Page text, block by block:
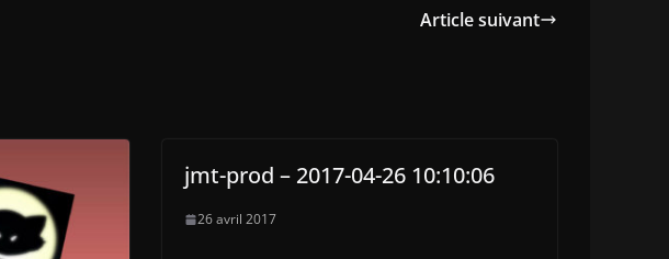
Article suivant
jmt-prod – 2017-04-26 10:10:06
26 avril 2017